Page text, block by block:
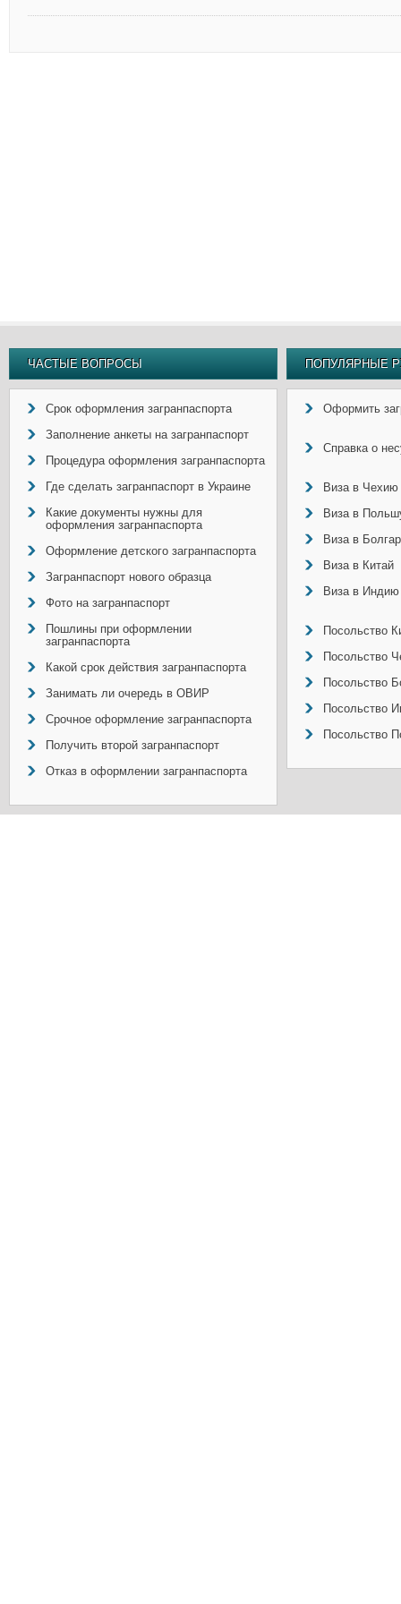
ЧАСТЫЕ ВОПРОСЫ
Срок оформления загранпаспорта
Заполнение анкеты на загранпаспорт
Процедура оформления загранпаспорта
Где сделать загранпаспорт в Украине
Какие документы нужны для
оформления загранпаспорта
Оформление детского загранпаспорта
Загранпаспорт нового образца
Фото на загранпаспорт
Пошлины при оформлении
загранпаспорта
Какой срок действия загранпаспорта
Занимать ли очередь в ОВИР
Срочное оформление загранпаспорта
Получить второй загранпаспорт
Отказ в оформлении загранпаспорта
ПОПУЛЯРНЫЕ
Оформить
Справка о
Виза в Чехию
Виза в
Виза в
Виза в Китай
Виза в Индию
Посольство
Посольство
Посольство
Посольство
Посольство